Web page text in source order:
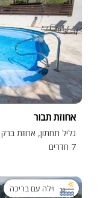
אחוזת תבור
גליל תחתון, אחוזת ברק
7 חדרים
וילה עם בריכה